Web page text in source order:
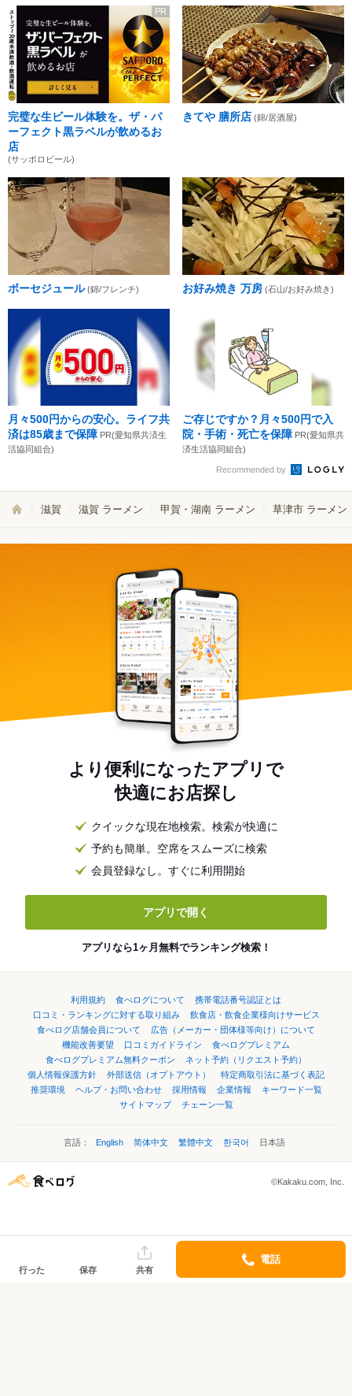
PR
完璧な生ビール体験を。ザ・パ
ーフェクト黒ラベルが飲めるお
店
(サッポロビール)
きてや 膳所店 (錦/居酒屋)
ボーセジュール (錦/フレンチ) お好み焼き 万房 (石山/お好み焼き)
月々500円からの安心。ライフ共
済は85歳まで保障 PR(愛知県共済生
活協同組合)
ご存じですか？月々500円で入
院・手術・死亡を保障 PR(愛知県共
済生活協同組合)
Recommended by
滋賀 滋賀 ラーメン 甲賀・湖南 ラーメン 草津市 ラーメン
より便利になったアプリで
快適にお店探し
クイックな現在地検索。検索が快適に
予約も簡単。空席をスムーズに検索
会員登録なし。すぐに利用開始
アプリで開く
アプリなら1ヶ月無料でランキング検索！
利用規約 食べログについて
携帯電話番号認証とは
口コミ・ランキングに対する取り組み
飲食店・飲食企業様向けサービス
食べログ店舗会員について
広告（メーカー・団体様等向け）について
機能改善要望
口コミガイドライン
食べログプレミアム
食べログプレミアム無料クーポン
ネット予約（リクエスト予約）
個人情報保護方針
外部送信（オプトアウト）
特定商取引法に基づく表記
推奨環境
ヘルプ・お問い合わせ 採用情報 企業情報
キーワード一覧
サイトマップ
チェーン一覧
言語： English 简体中文 繁體中文 한국어 日本語
©Kakaku.com, Inc.
行った 保存 共有
電話